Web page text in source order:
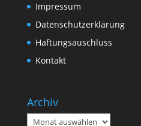
Impressum
Datenschutzerklärung
Haftungsauschluss
Kontakt
Archiv
Archiv